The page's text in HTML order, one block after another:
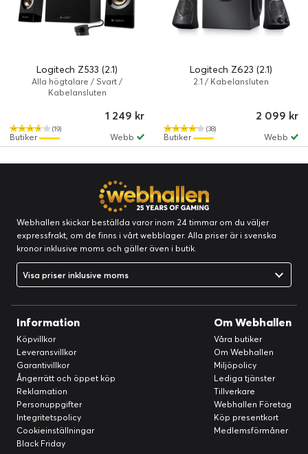
Logitech Z533 (2.1)
Alla högtalare / Svart /
Kabelansluten
(19)
1 249 kr
Webb
Butiker
Logitech Z623 (2.1)
2.1 / Kabelansluten
(38)
2 099 kr
Webb
Butiker
Webhallen skickar beställda varor inom 24 timmar om du väljer
expressfrakt, om de finns i vårt webblager. Alla priser är i svenska
kronor inklusive moms och gäller även i butik.
Visa priser inklusive moms
Information
Köpvillkor
Leveransvillkor
Garantivillkor
Ångerrätt och öppet köp
Reklamation
Personuppgifter
Integritetspolicy
Cookieinställningar
Black Friday
Om Webhallen
Våra butiker
Om Webhallen
Miljöpolicy
Lediga tjänster
Tillverkare
Webhallen Företag
Köp presentkort
Medlemsförmåner